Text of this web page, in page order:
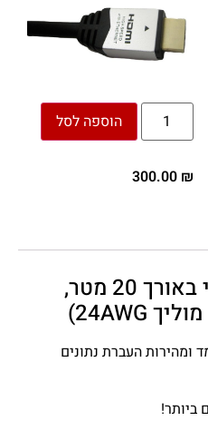
הוספה לסל
₪
כבל HDMI מקצועי באורך 20 מטר,
העברת נתונים
ביותר!